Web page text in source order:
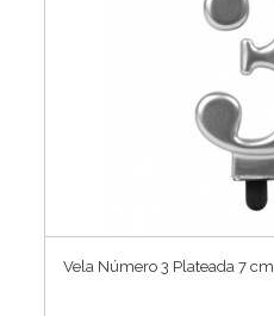
Vela Número 3 Plateada 7 cm